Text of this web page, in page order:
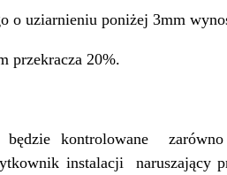
o uziarnieniu poniżej 3mm
przekracza 20%.
będzie kontrolowane
instalacji naruszający